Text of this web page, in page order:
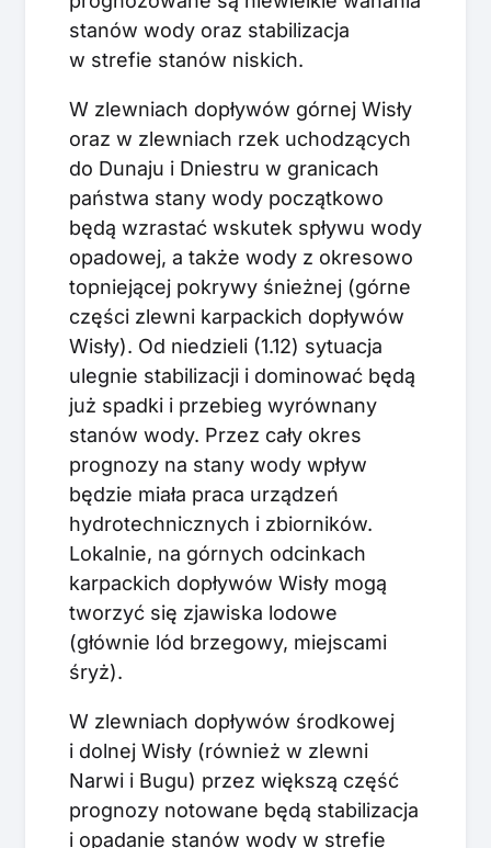
stanów wody oraz stabilizacja
w strefie stanów niskich.
W zlewniach dopływów górnej Wisły
oraz w zlewniach rzek uchodzących
do Dunaju i Dniestru w granicach
państwa stany wody początkowo
będą wzrastać wskutek spływu wody
opadowej, a także wody z okresowo
topniejącej pokrywy śnieżnej (górne
części zlewni karpackich dopływów
Wisły). Od niedzieli (1.12) sytuacja
ulegnie stabilizacji i dominować będą
już spadki i przebieg wyrównany
stanów wody. Przez cały okres
prognozy na stany wody wpływ
będzie miała praca urządzeń
hydrotechnicznych i zbiorników.
Lokalnie, na górnych odcinkach
karpackich dopływów Wisły mogą
tworzyć się zjawiska lodowe
(głównie lód brzegowy, miejscami
śryż).
W zlewniach dopływów środkowej
i dolnej Wisły (również w zlewni
Narwi i Bugu) przez większą część
prognozy notowane będą stabilizacja
i opadanie stanów wody w strefie